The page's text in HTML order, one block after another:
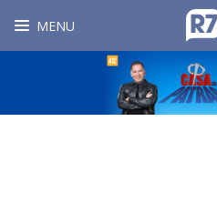
MENU